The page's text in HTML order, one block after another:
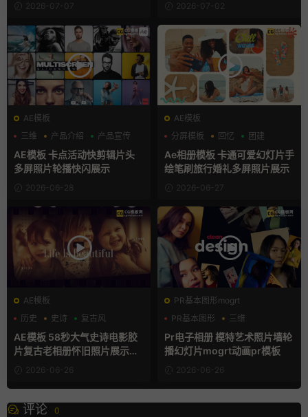
2026-07-07 2026-07-02
AE模板
三维
产品介绍 产品宣传
AE模板 卡点活动快剪辑片头
多屏照片轮播快闪展示
2026-06-28
AE模板
分屏模板
回忆 团建
Ae相册模板 卡通可爱幻灯片手
绘笔刷旅行婚礼多屏照片展示
2026-06-27
AE模板
历史
史诗 复古风
AE模板 58秒大气史诗电影胶
片复古老相册怀旧照片展示动
2026-06-26
PR基本图形mogrt
PR基本图形
三维
产品介绍
Pr电子相册 模特艺术照片墙轮
播幻灯片mogrt动画pr模板
2026-06-26
评论 0